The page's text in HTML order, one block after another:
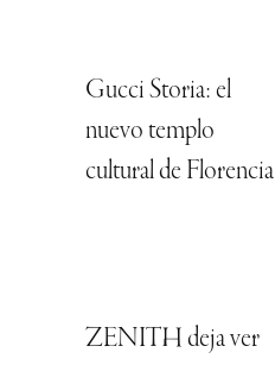
Gucci Storia: el
nuevo templo
cultural de Florencia
ZENITH deja ver